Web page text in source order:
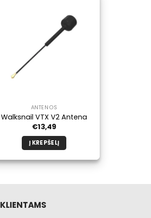
ANTENOS
Walksnail VTX V2 Antena
€13,49
Į KREPŠELĮ
KLIENTAMS